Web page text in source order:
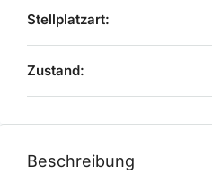
Stellplatzart:
Zustand:
Beschreibung